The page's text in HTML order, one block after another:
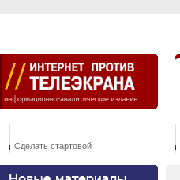
Сделать стартовой